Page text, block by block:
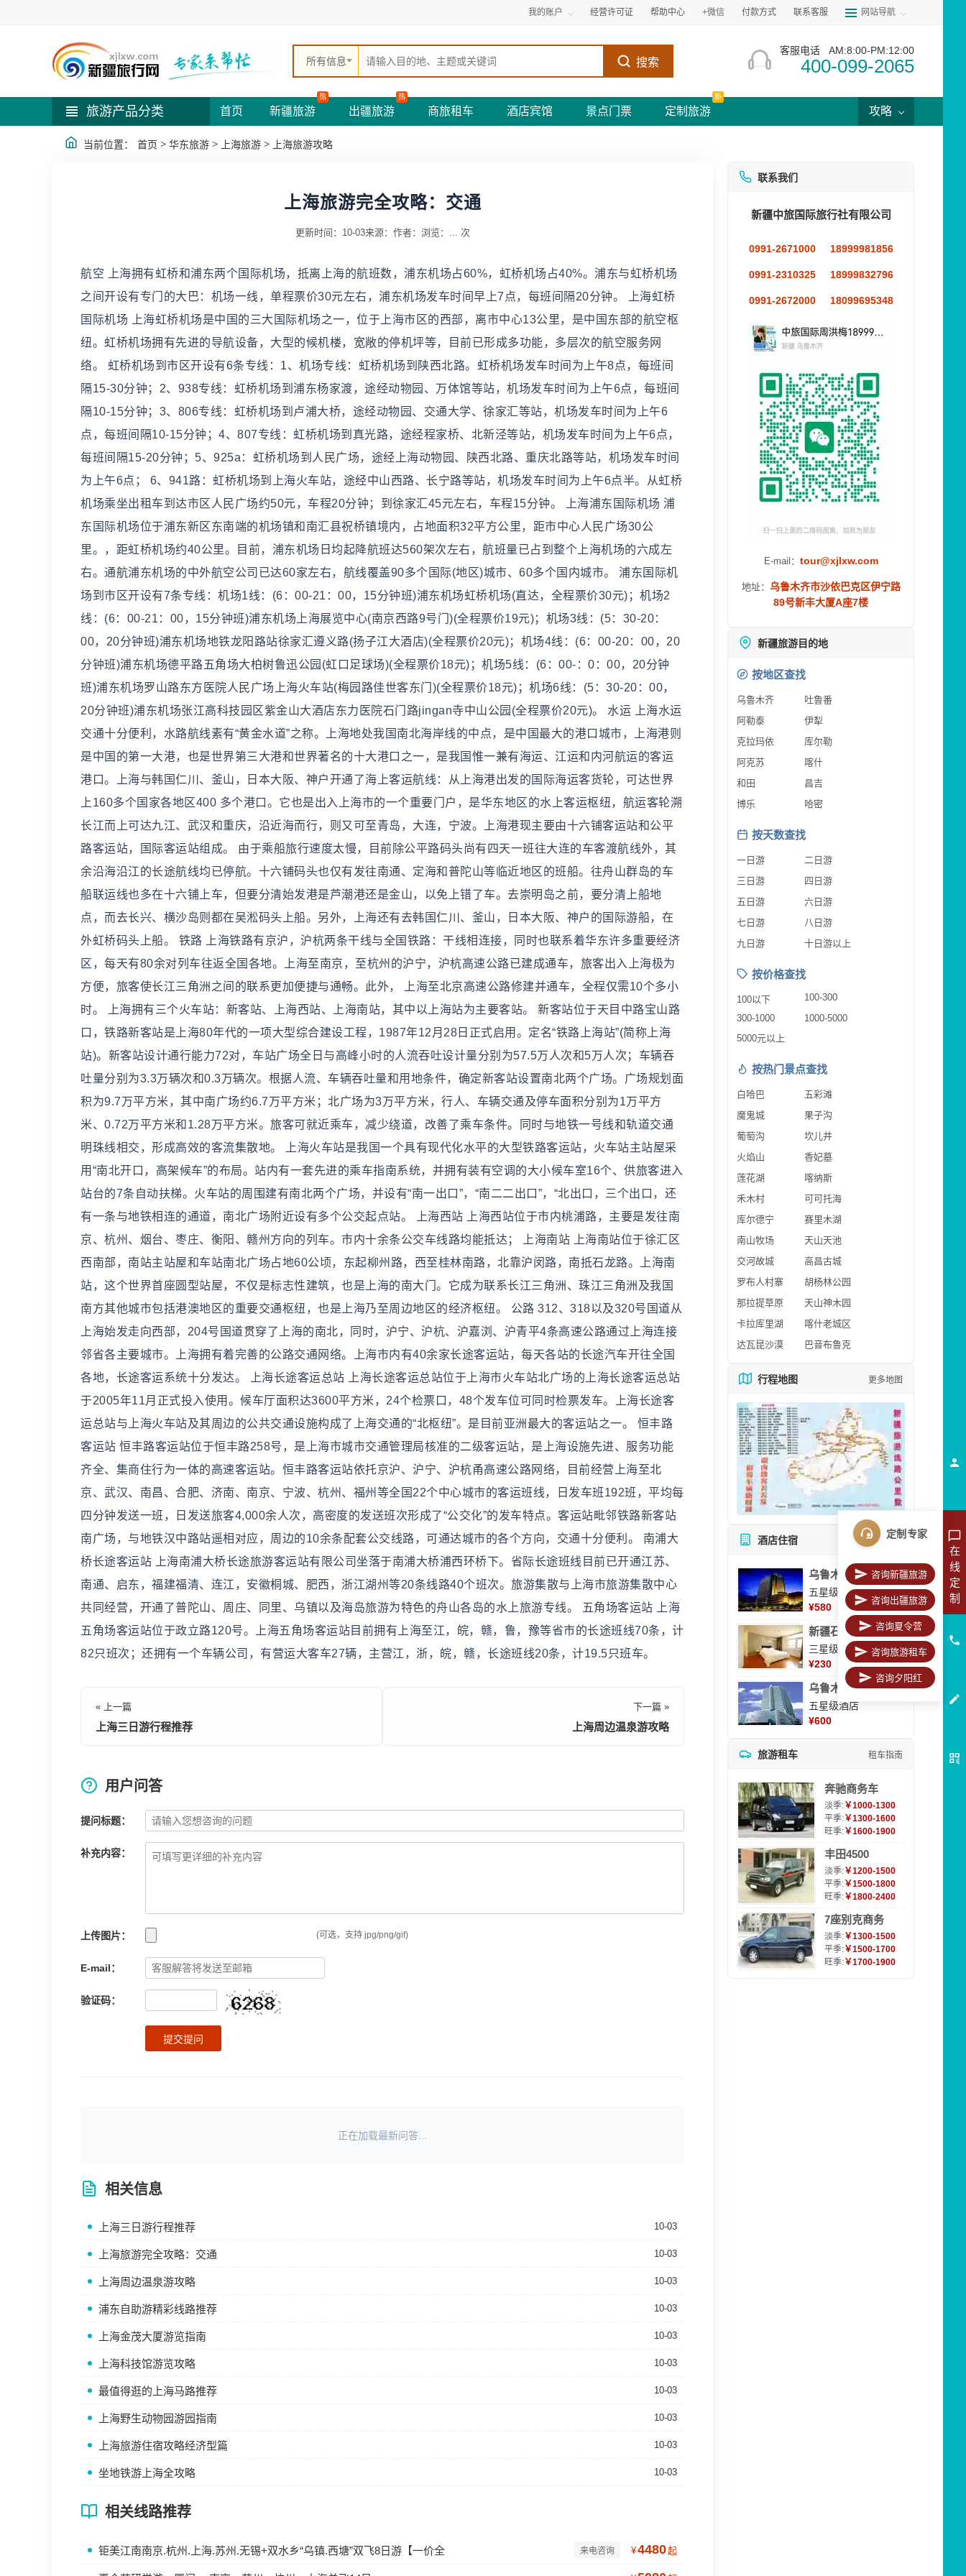
我的账户 经营许可证 帮助中心 +微信 付款方式 联系客服 网站导航
所有信息 搜索
客服电话 AM:8:00-PM:12:00
400-099-2065
旅游产品分类 首页 新疆旅游
热
出疆旅游
热
商旅租车 酒店宾馆 景点门票 定制旅游
新
攻略
当前位置： 首页 > 华东旅游 > 上海旅游 > 上海旅游攻略
上海旅游完全攻略：交通
更新时间：10-03来源： 作者： 浏览： ... 次
航空 上海拥有虹桥和浦东两个国际机场，抵离上海的航班数，浦东机场占60%，虹桥机场占40%。浦东与虹桥机场
之间开设有专门的大巴：机场一线，单程票价30元左右，浦东机场发车时间早上7点，每班间隔20分钟。 上海虹桥
国际机场 上海虹桥机场是中国的三大国际机场之一，位于上海市区的西部，离市中心13公里，是中国东部的航空枢
纽。虹桥机场拥有先进的导航设备，大型的候机楼，宽敞的停机坪等，目前已形成多功能，多层次的航空服务网
络。 虹桥机场到市区开设有6条专线：1、机场专线：虹桥机场到陕西北路。虹桥机场发车时间为上午8点，每班间
隔15-30分钟；2、938专线：虹桥机场到浦东杨家渡，途经动物园、万体馆等站，机场发车时间为上午6点，每班间
隔10-15分钟；3、806专线：虹桥机场到卢浦大桥，途经动物园、交通大学、徐家汇等站，机场发车时间为上午6
点，每班间隔10-15分钟；4、807专线：虹桥机场到真光路，途经程家桥、北新泾等站，机场发车时间为上午6点，
每班间隔15-20分钟；5、925a：虹桥机场到人民广场，途经上海动物园、陕西北路、重庆北路等站，机场发车时间
为上午6点； 6、941路：虹桥机场到上海火车站，途经中山西路、长宁路等站，机场发车时间为上午6点半。从虹桥
机场乘坐出租车到达市区人民广场约50元，车程20分钟；到徐家汇45元左右，车程15分钟。 上海浦东国际机场 浦
东国际机场位于浦东新区东南端的机场镇和南汇县祝桥镇境内，占地面积32平方公里，距市中心人民广场30公
里。，距虹桥机场约40公里。目前，浦东机场日均起降航班达560架次左右，航班量已占到整个上海机场的六成左
右。通航浦东机场的中外航空公司已达60家左右，航线覆盖90多个国际(地区)城市、60多个国内城市。 浦东国际机
场到市区开设有7条专线：机场1线：(6：00-21：00，15分钟班)浦东机场虹桥机场(直达，全程票价30元)；机场2
线：(6：00-21：00，15分钟班)浦东机场上海展览中心(南京西路9号门)(全程票价19元)；机场3线：(5：30-20：
00，20分钟班)浦东机场地铁龙阳路站徐家汇遵义路(扬子江大酒店)(全程票价20元)；机场4线：(6：00-20：00，20
分钟班)浦东机场德平路五角场大柏树鲁迅公园(虹口足球场)(全程票价18元)；机场5线：(6：00-：0：00，20分钟
班)浦东机场罗山路东方医院人民广场上海火车站(梅园路佳世客东门)(全程票价18元)；机场6线：(5：30-20：00，
20分钟班)浦东机场张江高科技园区紫金山大酒店东力医院石门路jingan寺中山公园(全程票价20元)。 水运 上海水运
交通十分便利，水路航线素有“黄金水道”之称。上海地处我国南北海岸线的中点，是中国最大的港口城市，上海港则
是中国的第一大港，也是世界第三大港和世界著名的十大港口之一，是我国惟一兼有海运、江运和内河航运的客运
港口。上海与韩国仁川、釜山，日本大阪、神户开通了海上客运航线：从上海港出发的国际海运客货轮，可达世界
上160多个国家各地区400 多个港口。它也是出入上海市的一个重要门户，是华东地区的水上客运枢纽，航运客轮溯
长江而上可达九江、武汉和重庆，沿近海而行，则又可至青岛，大连，宁波。上海港现主要由十六铺客运站和公平
路客运站，国际客运站组成。 由于乘船旅行速度太慢，目前除公平路码头尚有四天一班往大连的车客渡航线外，其
余沿海沿江的长途航线均已停航。十六铺码头也仅有发往南通、定海和普陀山等临近地区的班船。往舟山群岛的车
船联运线也多在十六铺上车，但要分清始发港是芦潮港还是金山，以免上错了车。去崇明岛之前，要分清上船地
点，而去长兴、横沙岛则都在吴淞码头上船。另外，上海还有去韩国仁川、釜山，日本大阪、神户的国际游船，在
外虹桥码头上船。 铁路 上海铁路有京沪，沪杭两条干线与全国铁路：干线相连接，同时也联系着华东许多重要经济
区，每天有80余对列车往返全国各地。上海至南京，至杭州的沪宁，沪杭高速公路已建成通车，旅客出入上海极为
方便，旅客使长江三角洲之间的联系更加便捷与通畅。此外， 上海至北京高速公路修建并通车，全程仅需10个多小
时。 上海拥有三个火车站：新客站、上海西站、上海南站，其中以上海站为主要客站。 新客站位于天目中路宝山路
口，铁路新客站是上海80年代的一项大型综合建设工程，1987年12月28日正式启用。定名“铁路上海站”(简称上海
站)。新客站设计通行能力72对，车站广场全日与高峰小时的人流吞吐设计量分别为57.5万人次和5万人次；车辆吞
吐量分别为3.3万辆次和0.3万辆次。根据人流、车辆吞吐量和用地条件，确定新客站设置南北两个广场。广场规划面
积为9.7万平方米，其中南广场约6.7万平方米；北广场为3万平方米，行人、车辆交通及停车面积分别为1万平方
米、0.72万平方米和1.28万平方米。旅客可就近乘车，减少绕道，改善了乘车条件。同时与地铁一号线和轨道交通
明珠线相交，形成高效的客流集散地。 上海火车站是我国一个具有现代化水平的大型铁路客运站，火车站主站屋采
用“南北开口，高架候车”的布局。站内有一套先进的乘车指南系统，并拥有装有空调的大小候车室16个、供旅客进入
站台的7条自动扶梯。火车站的周围建有南北两个广场，并设有“南一出口”，“南二二出口”，“北出口，三个出口，还
有一条与地铁相连的通道，南北广场附近设有多个公交起点站。 上海西站 上海西站位于市内桃浦路，主要是发往南
京、杭州、烟台、枣庄、衡阳、赣州方向的列车。市内十余条公交车线路均能抵达； 上海南站 上海南站位于徐汇区
西南部，南站主站屋和车站南北广场占地60公顷，东起柳州路，西至桂林南路，北靠沪闵路，南抵石龙路。上海南
站，这个世界首座圆型站屋，不仅是标志性建筑，也是上海的南大门。它成为联系长江三角洲、珠江三角洲及我国
南方其他城市包括港澳地区的重要交通枢纽，也是上海乃至周边地区的经济枢纽。 公路 312、318以及320号国道从
上海始发走向西部，204号国道贯穿了上海的南北，同时，沪宁、沪杭、沪嘉浏、沪青平4条高速公路通过上海连接
邻省各主要城市。上海拥有着完善的公路交通网络。上海市内有40余家长途客运站，每天各站的长途汽车开往全国
各地，长途客运系统十分发达。 上海长途客运总站 上海长途客运总站位于上海市火车站北广场的上海长途客运总站
于2005年11月正式投入使用。候车厅面积达3600平方米，24个检票口，48个发车位可同时检票发车。上海长途客
运总站与上海火车站及其周边的公共交通设施构成了上海交通的“北枢纽”。是目前亚洲最大的客运站之一。 恒丰路
客运站 恒丰路客运站位于恒丰路258号，是上海市城市交通管理局核准的二级客运站，是上海设施先进、服务功能
齐全、集商住行为一体的高速客运站。恒丰路客运站依托京沪、沪宁、沪杭甬高速公路网络，目前经营上海至北
京、武汉、南昌、合肥、济南、南京、宁波、杭州、福州等全国22个中心城市的客运班线，日发车班192班，平均每
四分钟发送一班，日发送旅客4,000余人次，高密度的发送班次形成了“公交化”的发车特点。客运站毗邻铁路新客站
南广场，与地铁汉中路站遥相对应，周边的10余条配套公交线路，可通达城市的各个方向，交通十分便利。 南浦大
桥长途客运站 上海南浦大桥长途旅游客运站有限公司坐落于南浦大桥浦西环桥下。省际长途班线目前已开通江苏、
南通、启东，福建福清、连江，安徽桐城、肥西，浙江湖州等20条线路40个班次。旅游集散与上海市旅游集散中心
共同经营，开通了普陀山、周庄、同里、乌镇以及海岛旅游为特色的舟山各岛的水上旅游专线。 五角场客运站 上海
五角场客运站位于政立路120号。上海五角场客运站目前拥有上海至江，皖，赣，鲁，豫等省市的长途班线70条，计
82只班次；还拥有一个车辆公司，有营运大客车27辆，主营江，浙，皖，赣，长途班线20条，计19.5只班车。
« 上一篇
上海三日游行程推荐
下一篇 »
上海周边温泉游攻略
用户问答
提问标题：
补充内容：
上传图片： (可选，支持 jpg/png/gif)
E-mail：
验证码：
提交提问
正在加载最新问答...
相关信息
上海三日游行程推荐 10-03
上海旅游完全攻略：交通 10-03
上海周边温泉游攻略 10-03
浦东自助游精彩线路推荐 10-03
上海金茂大厦游览指南 10-03
上海科技馆游览攻略 10-03
最值得逛的上海马路推荐 10-03
上海野生动物园游园指南 10-03
上海旅游住宿攻略经济型篇 10-03
坐地铁游上海全攻略 10-03
相关线路推荐
钜美江南南京.杭州.上海.苏州.无锡+双水乡“乌镇.西塘”双飞8日游【一价全 来电咨询 ¥4480起
联系我们
新疆中旅国际旅行社有限公司
0991-2671000 18999981856
0991-2310325 18999832796
0991-2672000 18099695348
E-mail： tour@xjlxw.com
地址： 乌鲁木齐市沙依巴克区伊宁路
89号新丰大厦A座7楼
新疆旅游目的地
按地区查找
乌鲁木齐
吐鲁番
阿勒泰
伊犁
克拉玛依
库尔勒
阿克苏
喀什
和田
昌吉
博乐
哈密
按天数查找
一日游
二日游
三日游
四日游
五日游
六日游
七日游
八日游
九日游
十日游以上
按价格查找
100以下
100-300
300-1000
1000-5000
5000元以上
按热门景点查找
白哈巴
五彩滩
魔鬼城
果子沟
葡萄沟
坎儿井
火焰山
香妃墓
莲花湖
喀纳斯
禾木村
可可托海
库尔德宁
赛里木湖
南山牧场
天山天池
交河故城
高昌古城
罗布人村寨
胡杨林公园
那拉提草原
天山神木园
卡拉库里湖
喀什老城区
达瓦昆沙漠
巴音布鲁克
行程地图 更多地图
酒店住宿 所有酒店
乌鲁木齐美丽华大酒
五星级酒店
¥580
新疆石河子凯瑞酒店
三星级酒店
¥230
乌鲁木齐海德大酒店
五星级酒店
¥600
旅游租车 租车指南
奔驰商务车
淡季:￥1000-1300
平季:￥1300-1600
旺季:￥1600-1900
丰田4500
淡季:￥1200-1500
平季:￥1500-1800
旺季:￥1800-2400
7座别克商务
淡季:￥1300-1500
平季:￥1500-1700
旺季:￥1700-1900
在
线
定
制
定制专家
咨询新疆旅游
咨询出疆旅游
咨询夏令营
咨询旅游租车
咨询夕阳红